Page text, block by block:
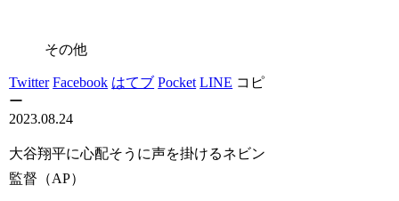
その他
Twitter Facebook はてブ Pocket LINE コピ
ー
2023.08.24
大谷翔平に心配そうに声を掛けるネビン
監督（AP）